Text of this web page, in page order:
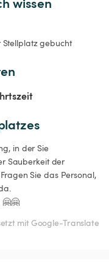
Stellplatz gebucht
in der Sie
Sauberkeit der
Sie das Personal,
🤗🤗
mit Google-Translate